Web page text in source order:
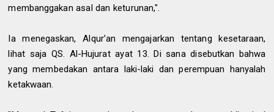
membanggakan asal dan keturunan,".
Ia menegaskan, Alqur’an mengajarkan tentang kesetaraan,
lihat saja QS. Al-Hujurat ayat 13. Di sana disebutkan bahwa
yang membedakan antara laki-laki dan perempuan hanyalah
ketakwaan.